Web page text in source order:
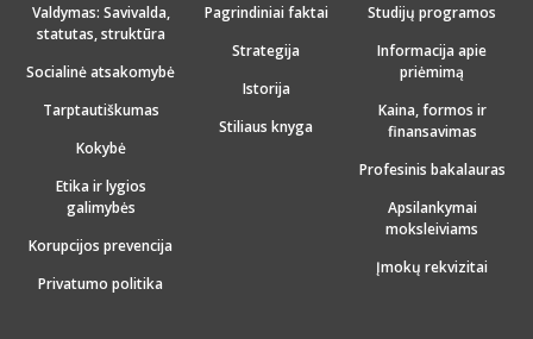
Valdymas: Savivalda,
statutas, struktūra
Socialinė atsakomybė
Tarptautiškumas
Kokybė
Etika ir lygios
galimybės
Korupcijos prevencija
Privatumo politika
Pagrindiniai faktai
Strategija
Istorija
Stiliaus knyga
Studijų programos
Informacija apie
priėmimą
Kaina, formos ir
finansavimas
Profesinis bakalauras
Apsilankymai
moksleiviams
Įmokų rekvizitai